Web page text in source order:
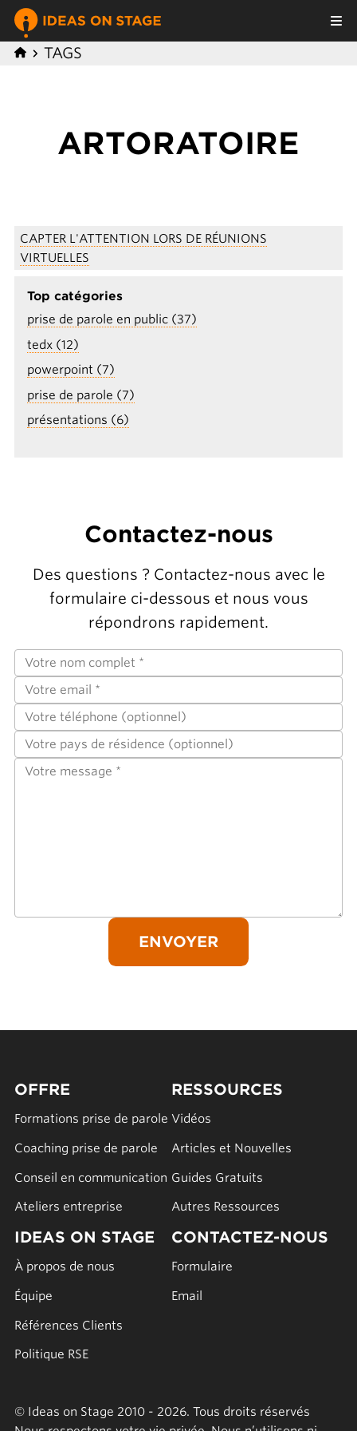
TAGS
ARTORATOIRE
CAPTER L'ATTENTION LORS DE RÉUNIONS
VIRTUELLES
Top catégories
prise de parole en public (37)
tedx (12)
powerpoint (7)
prise de parole (7)
présentations (6)
Contactez-nous
Des questions ? Contactez-nous avec le
formulaire ci-dessous et nous vous
répondrons rapidement.
OFFRE
Formations prise de parole
Coaching prise de parole
Conseil en communication
Ateliers entreprise
RESSOURCES
Vidéos
Articles et Nouvelles
Guides Gratuits
Autres Ressources
IDEAS ON STAGE
À propos de nous
Équipe
Références Clients
Politique RSE
CONTACTEZ-NOUS
Formulaire
Email
© Ideas on Stage 2010 - 2026. Tous droits réservés